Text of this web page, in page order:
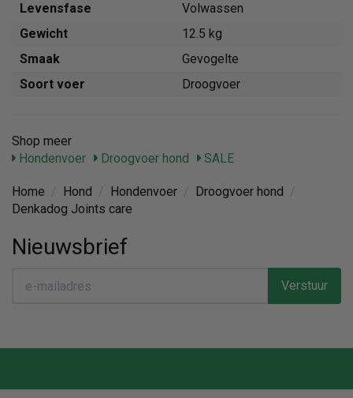
Levensfase
Volwassen
Gewicht
12.5 kg
Smaak
Gevogelte
Soort voer
Droogvoer
Shop meer
Hondenvoer
Droogvoer hond SALE
Home Hond Hondenvoer Droogvoer hond
Denkadog Joints care
Nieuwsbrief
Verstuur